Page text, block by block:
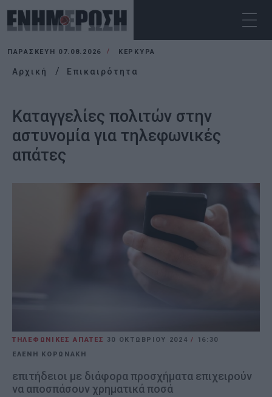
ΠΑΡΑΣΚΕΥΉ 07.08.2026 ΚΕΡΚΥΡΑ
Αρχική Επικαιρότητα
Καταγγελίες πολιτών στην
αστυνομία για τηλεφωνικές
απάτες
ΤΗΛΕΦΩΝΙΚΕΣ ΑΠΑΤΕΣ 30 ΟΚΤΩΒΡΊΟΥ 2024/
16:30
ΕΛΕΝΗ ΚΟΡΩΝΑΚΗ
επιτήδειοι με διάφορα προσχήματα επιχειρούν
να αποσπάσουν χρηματικά ποσά